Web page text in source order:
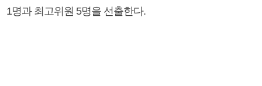
1명과 최고위원 5명을 선출한다.